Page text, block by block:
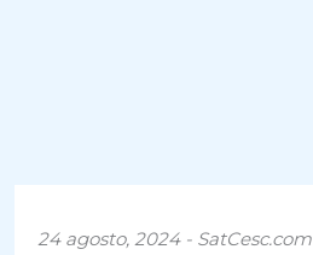
24 agosto, 2024 - SatCesc.com